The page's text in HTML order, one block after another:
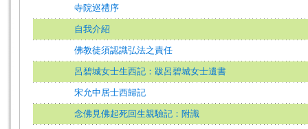
寺院巡禮序
自我介紹
佛教徒須認識弘法之責任
呂碧城女士生西記：跋呂碧城女士遺書
宋允中居士西歸記
念佛見佛起死回生親驗記：附識